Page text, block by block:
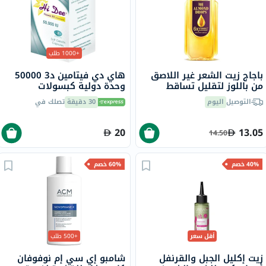
باجاج زيت الشعر غير اللاصق
من باللوز لتقليل تساقط
الشعر، 300 مل
التوصيل اليوم
13.05
14.50
+1000 طلب
هاي دي فيتامين د3 50000
وحدة دولية كبسولات
جيلاتينية ناعمة 8 كبسولات
30 دقيقة تصلك في
20
40% خصم
أقل سعر
زيت إكليل الجبل والقرنفل
60% خصم
+500 طلب
شامبو إي سي إم نوفوفان